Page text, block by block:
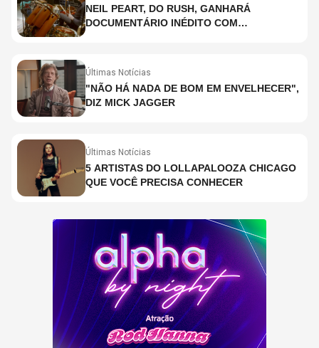
NEIL PEART, DO RUSH, GANHARÁ
DOCUMENTÁRIO INÉDITO COM
Últimas Notícias
"NÃO HÁ NADA DE BOM EM ENVELHECER",
DIZ MICK JAGGER
Últimas Notícias
5 ARTISTAS DO LOLLAPALOOZA CHICAGO
QUE VOCÊ PRECISA CONHECER